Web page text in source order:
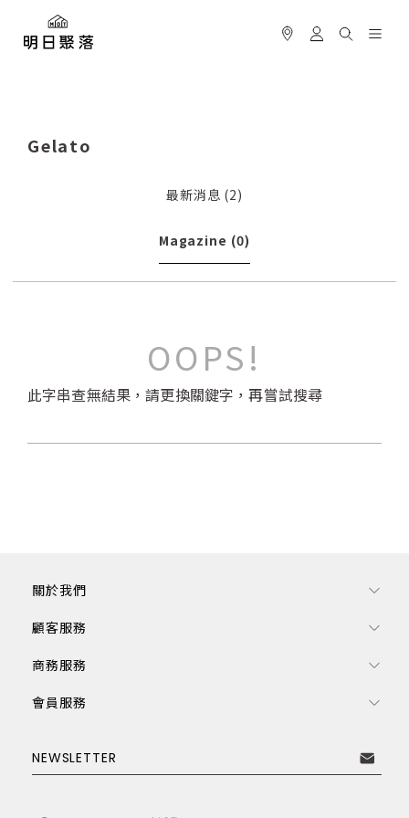
訂閱電子報
Gelato
最新消息 (2)
Magazine (0)
OOPS!
此字串查無結果，請更換關鍵字，再嘗試搜尋
關於我們
顧客服務
商務服務
會員服務
NEWSLETTER